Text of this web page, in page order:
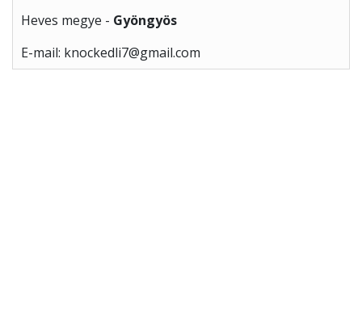
Heves megye - Gyöngyös
E-mail: knockedli7@gmail.com